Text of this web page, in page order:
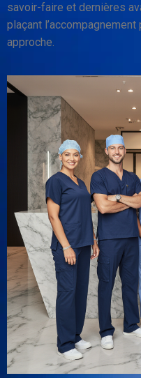
savoir-faire et dernières
plaçant
approche.